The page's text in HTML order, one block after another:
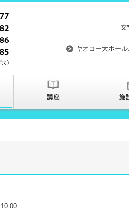
ヤオコー大ホー